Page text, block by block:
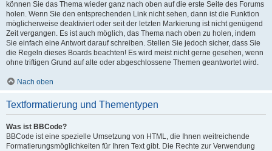
können Sie das Thema wieder ganz nach oben auf die erste Seite des Forums
holen. Wenn Sie den entsprechenden Link nicht sehen, dann ist die Funktion
möglicherweise deaktiviert oder seit der letzten Markierung ist nicht genügend
Zeit vergangen. Es ist auch möglich, das Thema nach oben zu holen, indem
Sie einfach eine Antwort darauf schreiben. Stellen Sie jedoch sicher, dass Sie
die Regeln dieses Boards beachten! Es wird meist nicht gerne gesehen, wenn
ohne triftigen Grund auf alte oder abgeschlossene Themen geantwortet wird.
Nach oben
Textformatierung und Thementypen
Was ist BBCode?
BBCode ist eine spezielle Umsetzung von HTML, die Ihnen weitreichende
Formatierungsmöglichkeiten für Ihren Text gibt. Die Rechte zur Verwendung